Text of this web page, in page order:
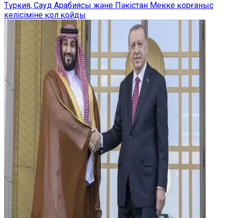
Түркия, Сауд Арабиясы және Пәкістан Мекке қорғаныс
келісіміне қол қойды